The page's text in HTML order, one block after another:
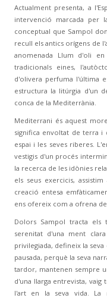
Actualment presenta, a
intervenció marcada per
conceptual que Sampol
recull els antics orígens de
anomenada Llum d'oli
tradicionals eines,
d'olivera perfuma l'última
estructura la litúrgia d'un
conca de la Mediterrània.
Mediterrani és aquest
significa envoltat de terra
espai i les seves riberes.
vestigis d'un procés
la recerca de les idònies
els seus exercicis,
creació entesa
ens ofereix com a ofrena
Dolors Sampol tracta
serenitat d'una ment
privilegiada, defineix la
pausada, perquè la seva
tardor, mantenen sempre
d'una llarga entrevista,
l'art en la seva vida. La